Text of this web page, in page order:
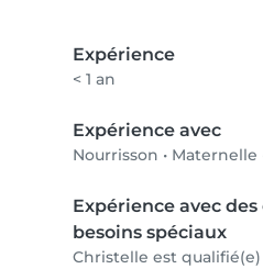
Expérience
< 1 an
Expérience avec
Nourrisson • Maternelle
Expérience avec
besoins spéciaux
Christelle est